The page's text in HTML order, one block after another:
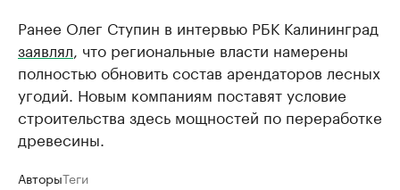
Ранее Олег Ступин в интервью РБК Калининград
заявлял , что региональные власти намерены
полностью обновить состав арендаторов лесных
угодий. Новым компаниям поставят условие
строительства здесь мощностей по переработке
древесины.
АвторыТеги